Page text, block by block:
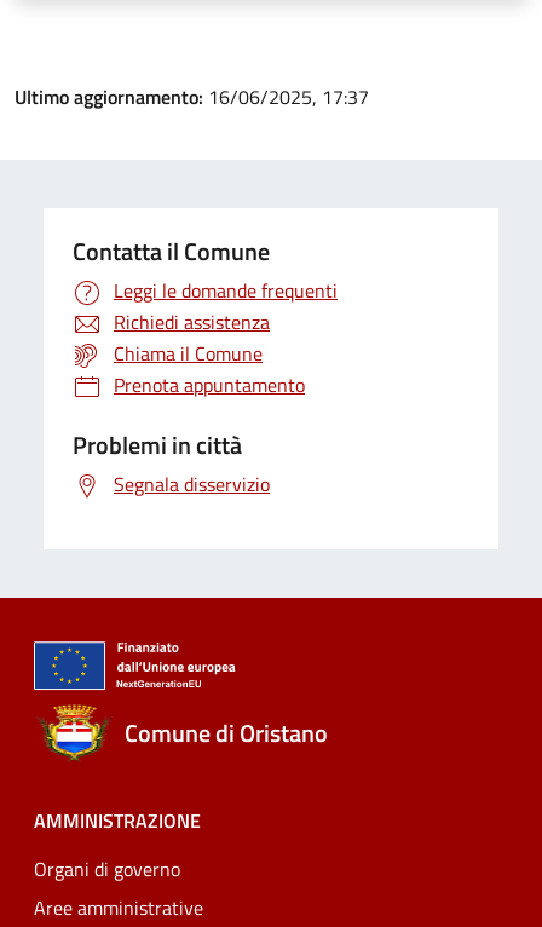
Ultimo aggiornamento: 16/06/2025, 17:37
Contatta il Comune
Leggi le domande frequenti
Richiedi assistenza
Chiama il Comune
Prenota appuntamento
Problemi in città
Segnala disservizio
Comune di Oristano
AMMINISTRAZIONE
Organi di governo
Aree amministrative